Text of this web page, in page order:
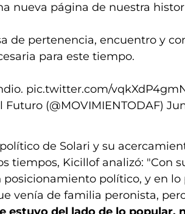
nueva página de nuestra
de pertenencia, encuentro y
para este tiempo.
pic.twitter.com/
(@MOVIMIENTODAF)
de Solari y su
tiempos, Kicillof analizó: "Con
político, y en lo
venía de familia peronista,